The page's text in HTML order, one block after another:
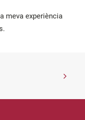
meva experiència